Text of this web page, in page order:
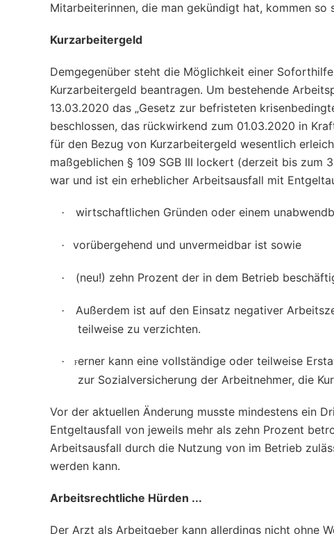
Mitarbeiterinnen, die man gekündigt hat, kommen so
Kurzarbeitergeld
Demgegenüber steht die Möglichkeit einer
Kurzarbeitergeld beantragen. Um bestehende
13.03.2020 das „Gesetz zur befristeten
beschlossen, das rückwirkend zum 01.03.2020 in
für den Bezug von Kurzarbeitergeld wesentlich
maßgeblichen § 109 SGB III lockert (derzeit bis zum
war und ist ein erheblicher Arbeitsausfall mit
· wirtschaftlichen Gründen oder einem
· vorübergehend und unvermeidbar ist sowie
· (neu!) zehn Prozent der in dem Betrieb
·
Außerdem ist auf den Einsatz negativer
teilweise zu verzichten.
· Ferner kann eine vollständige oder teilweise
zur Sozialversicherung der Arbeitnehmer, die
Vor der aktuellen Änderung musste mindestens ein
Entgeltausfall von jeweils mehr als zehn Prozent
Arbeitsausfall durch die Nutzung von im Betrieb
werden kann.
Arbeitsrechtliche Hürden ...
Der Arzt als Arbeitgeber kann allerdings nicht ohne